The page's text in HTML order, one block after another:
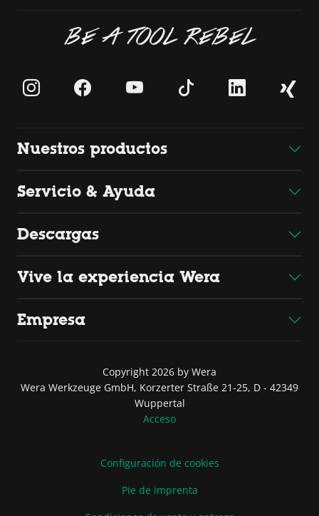
BE A TOOL REBEL
Nuestros productos
Servicio & Ayuda
Descargas
Vive la experiencia Wera
Empresa
Copyright 2026 by Wera
Wera Werkzeuge GmbH, Korzerter Straße 21-25, D - 42349
Wuppertal
Acceso
Configuración de cookies
Pie de imprenta